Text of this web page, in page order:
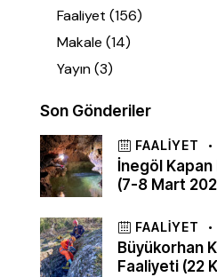
Faaliyet (156)
Makale (14)
Yayın(3)
Son Gönderiler
FAALIYET
İnegöl Kapan
(7-8 Mart
FAALIYET
Büyükorhan
Faaliyeti (22